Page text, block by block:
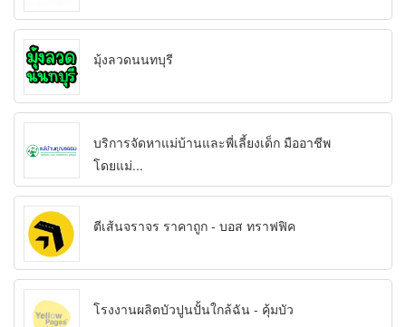
มุ้งลวดนนทบุรี
บริการจัดหาแม่บ้านและพี่เลี้ยงเด็ก มืออาชีพ
โดยแม่...
ตีเส้นจราจร ราคาถูก - บอส ทราฟฟิค
โรงงานผลิตบัวปูนปั้นใกล้ฉัน - คุ้มบัว